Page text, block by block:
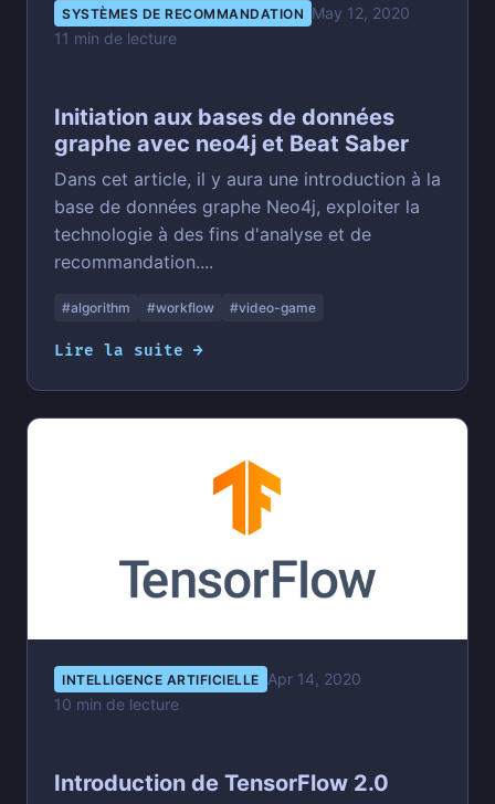
SYSTÈMES DE RECOMMANDATION May 12, 2020
11 min de lecture
Initiation aux bases de données
graphe avec neo4j et Beat Saber
Dans cet article, il y aura une introduction à la
base de données graphe Neo4j, exploiter la
technologie à des fins d'analyse et de
recommandation....
#algorithm #workflow #video-game
Lire la suite →
INTELLIGENCE ARTIFICIELLE Apr 14, 2020
10 min de lecture
Introduction de TensorFlow 2.0